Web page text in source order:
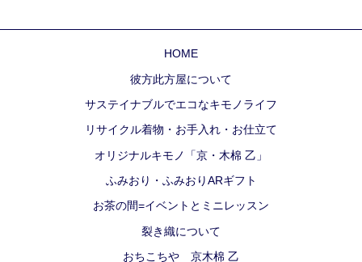
HOME
彼方此方屋について
サステイナブルでエコなキモノライフ
リサイクル着物・お手入れ・お仕立て
オリジナルキモノ「京・木棉 乙」
ふみおり・ふみおりARギフト
お茶の間=イベントとミニレッスン
裂き織について
おちこちや 京木棉 乙